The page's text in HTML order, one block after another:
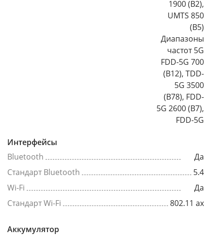
1900 (B2),
UMTS 850
(B5)
Диапазоны
частот 5G
FDD-5G 700
(B12), TDD-
5G 3500
(B78), FDD-
5G 2600 (B7),
FDD-5G
Интерфейсы
Bluetooth
Да
Стандарт Bluetooth
5.4
Wi-Fi
Да
Стандарт Wi-Fi
802.11 ax
Аккумулятор